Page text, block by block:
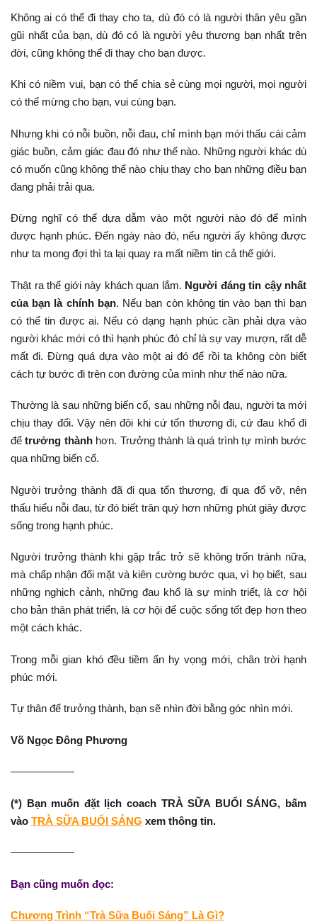
Không ai có thể đi thay cho ta, dù đó có là người thân yêu gần
gũi nhất của bạn, dù đó có là người yêu thương bạn nhất trên
đời, cũng không thể đi thay cho bạn được.
Khi có niềm vui, bạn có thể chia sẻ cùng mọi người, mọi người
có thể mừng cho bạn, vui cùng bạn.
Nhưng khi có nỗi buồn, nỗi đau, chỉ mình bạn mới thấu cái cảm
giác buồn, cảm giác đau đó như thế nào. Những người khác dù
có muốn cũng không thể nào chịu thay cho bạn những điều bạn
đang phải trải qua.
Đừng nghĩ có thể dựa dẫm vào một người nào đó để mình
được hạnh phúc. Đến ngày nào đó, nếu người ấy không được
như ta mong đợi thì ta lại quay ra mất niềm tin cả thế giới.
Thật ra thế giới này khách quan lắm. Người đáng tin cậy nhất
của bạn là chính bạn. Nếu bạn còn không tin vào bạn thì bạn
có thể tin được ai. Nếu có dạng hạnh phúc cần phải dựa vào
người khác mới có thì hạnh phúc đó chỉ là sự vay mượn, rất dễ
mất đi. Đừng quá dựa vào một ai đó để rồi ta không còn biết
cách tự bước đi trên con đường của mình như thế nào nữa.
Thường là sau những biến cố, sau những nỗi đau, người ta mới
chịu thay đổi. Vậy nên đôi khi cứ tổn thương đi, cứ đau khổ đi
đểtrưởng thànhhơn. Trưởng thành là quá trình tự mình bước
qua những biến cố.
Người trưởng thành đã đi qua tổn thương, đi qua đổ vỡ, nên
thấu hiểu nỗi đau, từ đó biết trân quý hơn những phút giây được
sống trong hạnh phúc.
Người trưởng thành khi gặp trắc trở sẽ không trốn tránh nữa,
mà chấp nhận đối mặt và kiên cường bước qua, vì họ biết, sau
những nghịch cảnh, những đau khổ là sự minh triết, là cơ hội
cho bản thân phát triển, là cơ hội để cuộc sống tốt đẹp hơn theo
một cách khác.
Trong mỗi gian khó đều tiềm ẩn hy vọng mới, chân trời hạnh
phúc mới.
Tự thân để trưởng thành, bạn sẽ nhìn đời bằng góc nhìn mới.
Võ Ngọc Đông Phương
——————
(*) Bạn muốn đặt lịch coach TRÀ SỮA BUỔI SÁNG, bấm
vào TRÀ SỮA BUỔI SÁNG xem thông tin.
——————
Bạn cũng muốn đọc:
Chương Trình “Trà Sữa Buổi Sáng” Là Gì?